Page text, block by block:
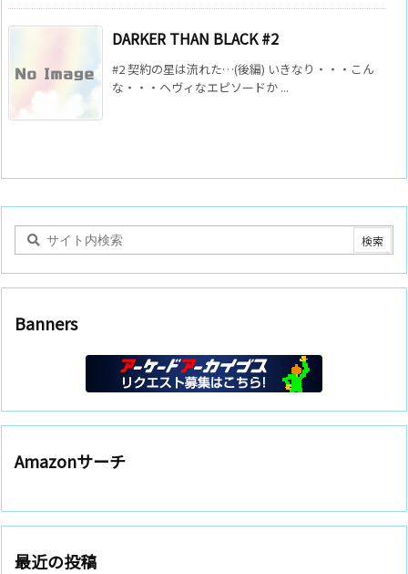
DARKER THAN BLACK #2
#2 契約の星は流れた…(後編) いきなり・・・こん
な・・・ヘヴィなエピソードか ...
Banners
Amazonサーチ
最近の投稿